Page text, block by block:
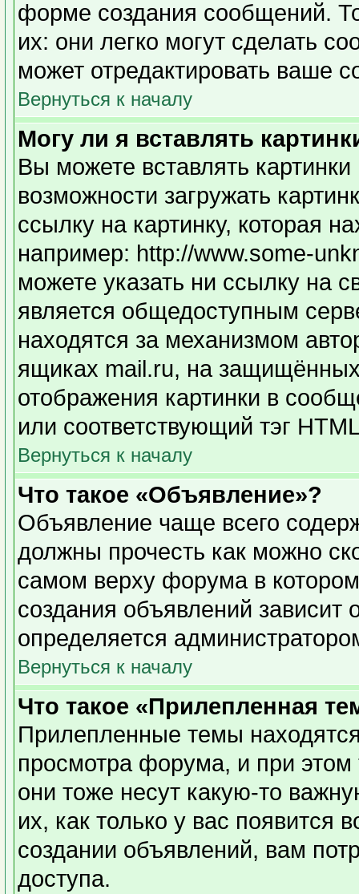
форме создания сообщений.
их: они легко могут сделать
может отредактировать ваше
Вернуться к началу
Могу ли я вставлять
Вы можете вставлять
возможности загружать
ссылку на картинку, которая
например: http://www.some-
можете указать ни ссылку на
является общедоступным
находятся за механизмом
ящиках mail.ru, на
отображения картинки в
или соответствующий тэг
Вернуться к началу
Что такое «Объявление»?
Объявление чаще всего
должны прочесть как можно
самом верху форума в
создания объявлений зависит
определяется
Вернуться к началу
Что такое «Прилепленная
Прилепленные темы
просмотра форума, и при
они тоже несут какую-то
их, как только у вас появится
создании объявлений, вам
доступа.